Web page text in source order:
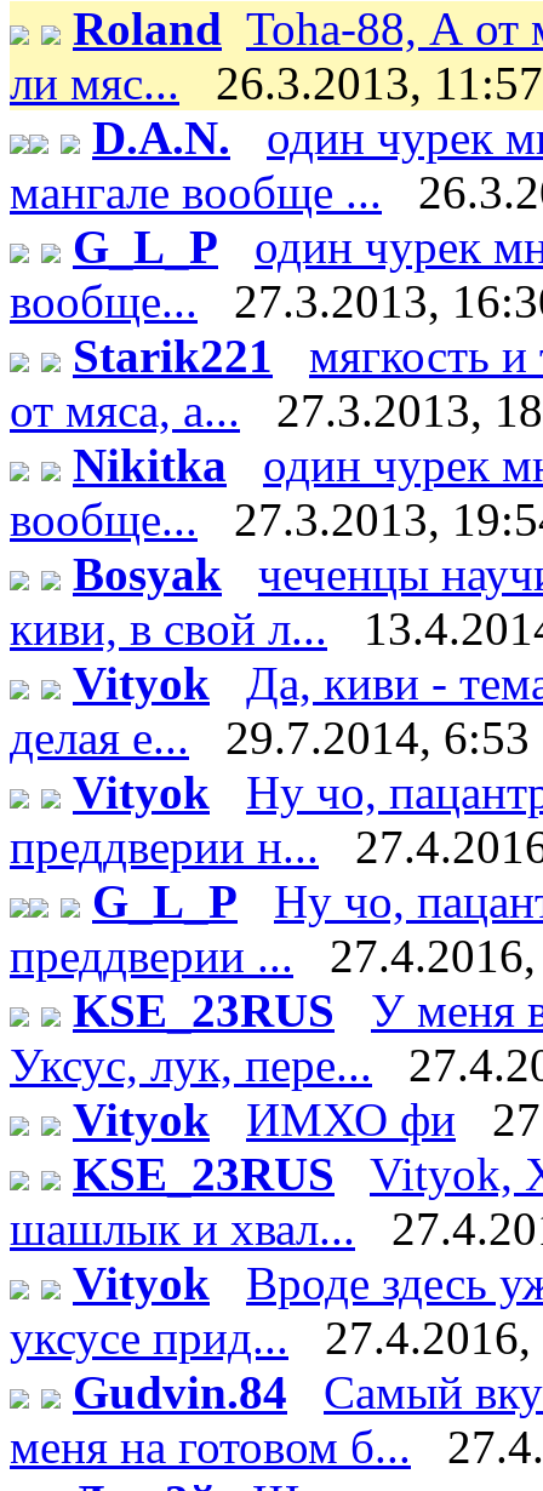
Roland Toha-88, А от
ли мяс...
26.3.2013, 11:57
D.A.N.
один чурек
мангале вообще ...
G_L_P
один чурек
вообще...
27.3.2013,
Starik221
мягкость и
от мяса, а...
27.3.2013,
Nikitka
один чурек
вообще...
27.3.2013,
Bosyak
чеченцы
киви, в свой л...
Vityok
Да, киви -
делая е...
29.7.2014, 6:53
Vityok
Ну чо,
преддверии н...
G_L_P
Ну чо,
преддверии ...
KSE_23RUS
У меня
Уксус, лук, пере...
Vityok
ИМХО фи
KSE_23RUS
Vityok,
шашлык и хвал...
Vityok
Вроде здесь
уксусе прид...
Gudvin.84
Самый
меня на готовом б...